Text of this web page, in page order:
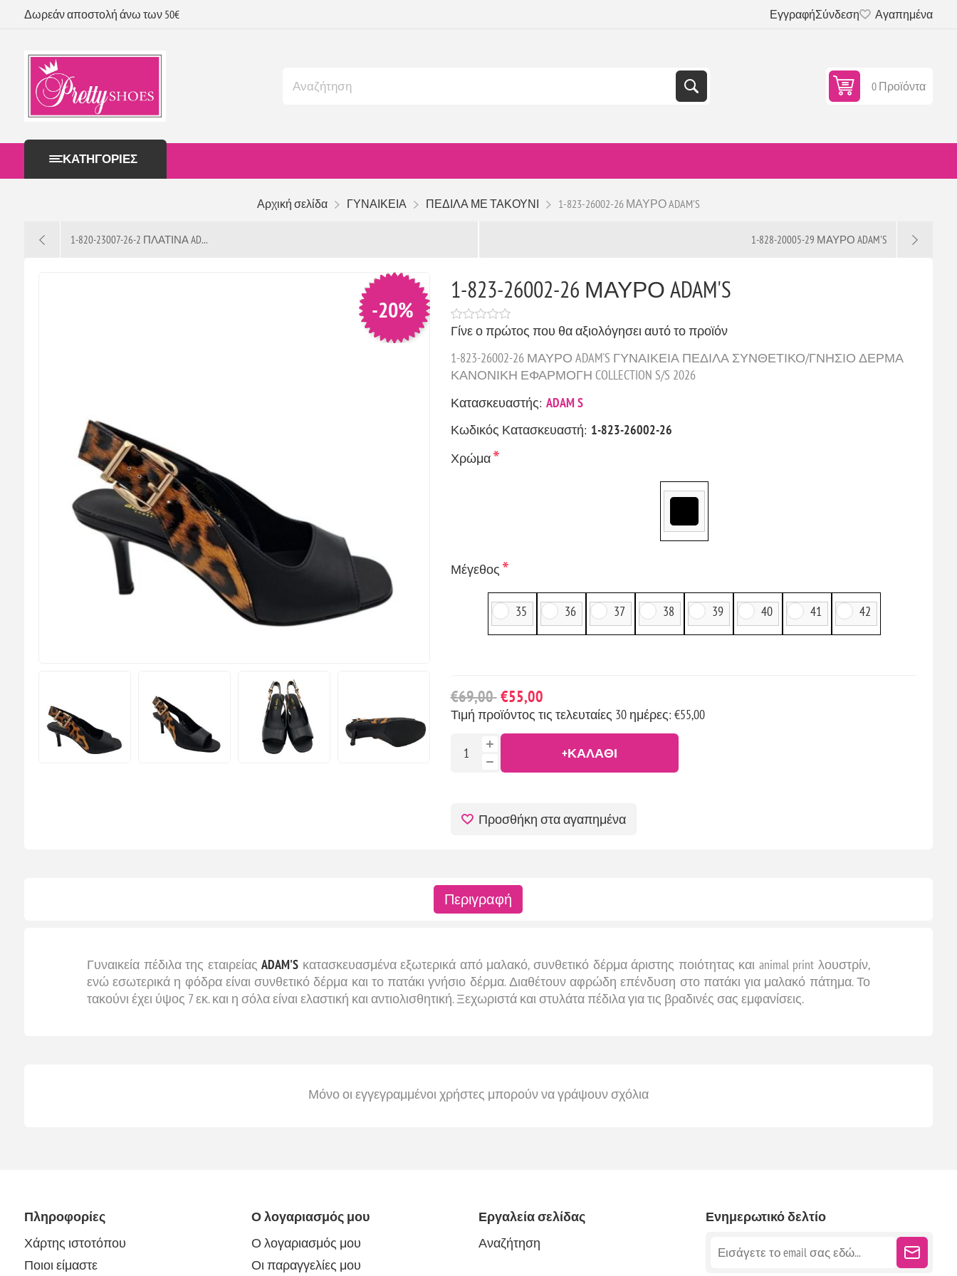
Δωρεάν αποστολή άνω των 50€ ΕγγραφήΣύνδεση Αγαπημένα
0 Προϊόντα
ΚΑΤΗΓΟΡΊΕΣ
Αρχική σελίδα ΓΥΝΑΙΚΕΙΑ ΠΕΔΙΛΑ ΜΕ ΤΑΚΟΥΝΙ 1-823-26002-26 ΜΑΥΡΟ ADAM'S
1-820-23007-26-2 ΠΛΑΤΙΝΑ AD... 1-828-20005-29 ΜΑΥΡΟ ADAM'S
-20%
1-823-26002-26 ΜΑΥΡΟ ADAM'S
Γίνε ο πρώτος που θα αξιολόγησει αυτό το προϊόν
1-823-26002-26 ΜΑΥΡΟ ADAM'S ΓΥΝΑΙΚΕΙΑ ΠΕΔΙΛΑ ΣΥΝΘΕΤΙΚΟ/ΓΝΗΣΙΟ ΔΕΡΜΑ
ΚΑΝΟΝΙΚΗ ΕΦΑΡΜΟΓΗ COLLECTION S/S 2026
Κατασκευαστής: ADAM S
Κωδικός Κατασκευαστή: 1-823-26002-26
Χρώμα*
Μέγεθος *
35 36 37 38 39 40 41 42
€69,00 €55,00
Τιμή προϊόντος τις τελευταίες 30 ημέρες: €55,00
+ΚΑΛΆΘΙ
Προσθήκη στα αγαπημένα
Περιγραφή
Γυναικεία πέδιλα της εταιρείαςADAM'S κατασκευασμένα εξωτερικά από μαλακό, συνθετικό δέρμα άριστης ποιότητας και animal print λουστρίν,
ενώ εσωτερικά η φόδρα είναι συνθετικό δέρμα και το πατάκι γνήσιο δέρμα. Διαθέτουν αφρώδη επένδυση στο πατάκι για μαλακό πάτημα. Το
τακούνι έχει ύψος 7 εκ. και η σόλα είναι ελαστική και αντιολισθητική. Ξεχωριστά και στυλάτα πέδιλα για τις βραδινές σας εμφανίσεις.
Μόνο οι εγγεγραμμένοι χρήστες μπορούν να γράψουν σχόλια
Πληροφορίες
Χάρτης ιστοτόπου
Ποιοι είμαστε
Ο λογαριασμός μου
Ο λογαριασμός μου
Οι παραγγελίες μου
Εργαλεία σελίδας
Αναζήτηση
Ενημερωτικό δελτίο